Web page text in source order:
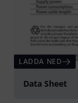
LADDA NED
Data Sheet